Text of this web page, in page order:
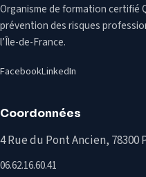
Organisme de formation certifié
prévention des risques
l’Île-de-France.
FacebookLinkedIn
Coordonnées
4 Rue du Pont Ancien, 78300
06.62.16.60.41